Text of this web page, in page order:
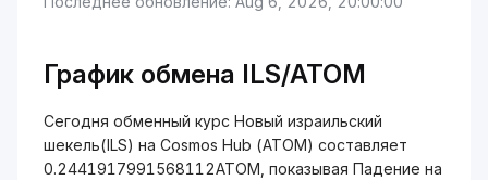
График обмена ILS/ATOM
Сегодня обменный курс Новый израильский
шекель(ILS) на Cosmos Hub (ATOM) составляет
0.2441917991568112ATOM, показывая Падение на